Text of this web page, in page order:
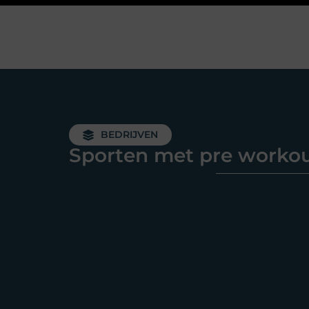
BEDRIJVEN
Sporten met pre